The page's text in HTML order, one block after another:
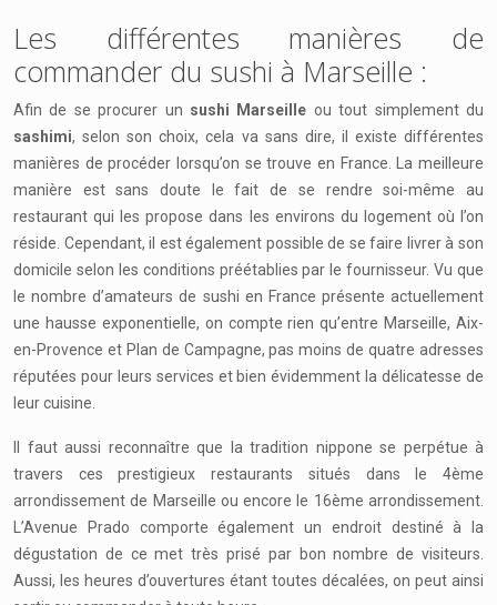
Les différentes manières de
commander du sushi à Marseille :
Afin de se procurer un sushi Marseille ou tout simplement du
sashimi, selon son choix, cela va sans dire, il existe différentes
manières de procéder lorsqu’on se trouve en France. La meilleure
manière est sans doute le fait de se rendre soi-même au
restaurant qui les propose dans les environs du logement où l’on
réside. Cependant, il est également possible de se faire livrer à son
domicile selon les conditions préétablies par le fournisseur. Vu que
le nombre d’amateurs de sushi en France présente actuellement
une hausse exponentielle, on compte rien qu’entre Marseille, Aix-
en-Provence et Plan de Campagne, pas moins de quatre adresses
réputées pour leurs services et bien évidemment la délicatesse de
leur cuisine.
Il faut aussi reconnaître que la tradition nippone se perpétue à
travers ces prestigieux restaurants situés dans le 4ème
arrondissement de Marseille ou encore le 16ème arrondissement.
L’Avenue Prado comporte également un endroit destiné à la
dégustation de ce met très prisé par bon nombre de visiteurs.
Aussi, les heures d’ouvertures étant toutes décalées, on peut ainsi